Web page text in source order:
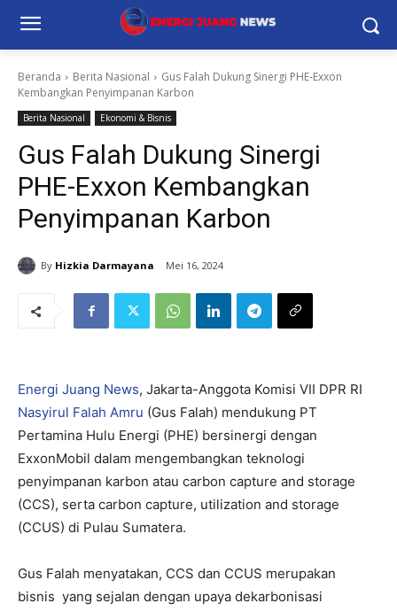
Beranda Berita Nasional
Gus Falah Dukung Sinergi PHE-Exxon
Kembangkan Penyimpanan Karbon
Berita Nasional Ekonomi & Bisnis
Gus Falah Dukung Sinergi
PHE-Exxon Kembangkan
Penyimpanan Karbon
By Hizkia Darmayana Mei 16, 2024
Energi Juang News, Jakarta-Anggota Komisi VII DPR RI
Nasyirul Falah Amru (Gus Falah) mendukung PT
Pertamina Hulu Energi (PHE) bersinergi dengan
ExxonMobil dalam mengembangkan teknologi
penyimpanan karbon atau carbon capture and storage
(CCS), serta carbon capture, utilization and storage
(CCUS) di Pulau Sumatera.
Gus Falah menyatakan, CCS dan CCUS merupakan
bisnis yang sejalan dengan upaya dekarbonisasi